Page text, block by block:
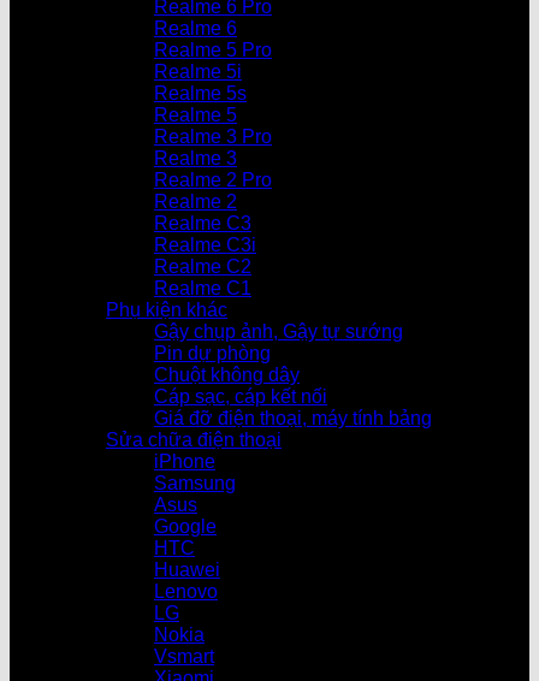
Realme 6 Pro
Realme 6
Realme 5 Pro
Realme 5i
Realme 5s
Realme 5
Realme 3 Pro
Realme 3
Realme 2 Pro
Realme 2
Realme C3
Realme C3i
Realme C2
Realme C1
Phụ kiện khác
Gậy chụp ảnh, Gậy tự sướng
Pin dự phòng
Chuột không dây
Cáp sạc, cáp kết nối
Giá đỡ điện thoại, máy tính bảng
Sửa chữa điện thoại
iPhone
Samsung
Asus
Google
HTC
Huawei
Lenovo
LG
Nokia
Vsmart